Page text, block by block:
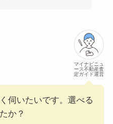
マイナビニュ
ース不動産査
定ガイド運営
伺いたいです。選べる
か？